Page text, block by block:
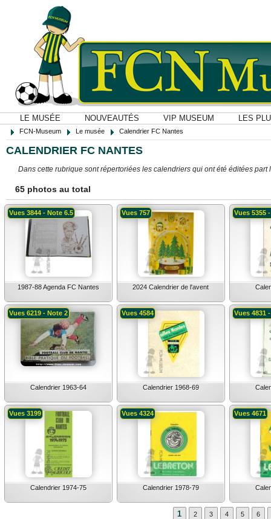
LE MUSÉE NOUVEAUTÉS VIP MUSEUM LES
FCN-Museum Le musée Calendrier FC Nantes
CALENDRIER FC NANTES
Dans cette rubrique sont répertoriées les calendriers qui ont été éditées part
65 photos au total
1987-88 Agenda FC Nantes
Vues 3844 - Note 6.5
2024 Calendrier de l'avent
Vues 757 Vues 5355
Calendrier 1963-64
Vues 6219 - Note 2
Calendrier 1968-69
Vues 4584 Vues 4831
Calendrier 1974-75
Vues 3199
Calendrier 1978-79
Vues 4324 Vues 4671
1 2 3 4 5 6